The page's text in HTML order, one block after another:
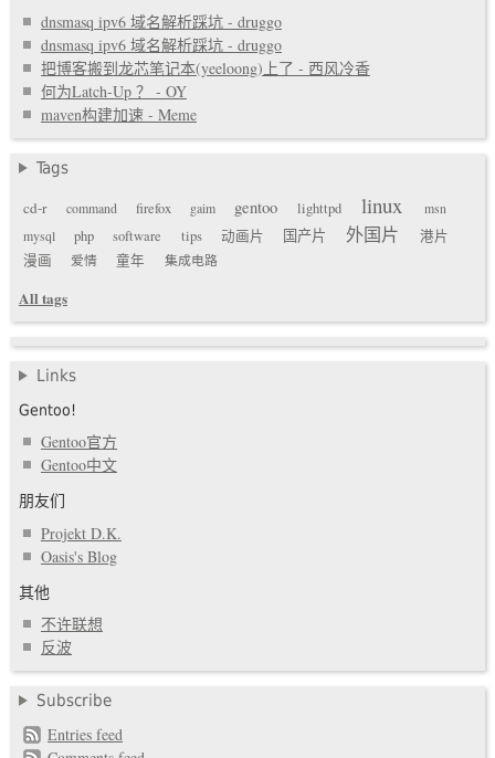
dnsmasq ipv6 域名解析踩坑 - druggo
dnsmasq ipv6 域名解析踩坑 - druggo
把博客搬到龙芯笔记本(yeeloong)上了 - 西风冷香
何为Latch-Up ？ - OY
maven构建加速 - Meme
Tags
cd-r
command firefox gaim gentoo lighttpd linux
msn
mysql
php software tips 动画片 国产片 外国片
港片
漫画
爱情 童年 集成电路
All tags
Links
Gentoo!
Gentoo官方
Gentoo中文
朋友们
Projekt D.K.
Oasis's Blog
其他
不许联想
反波
Subscribe
Entries feed